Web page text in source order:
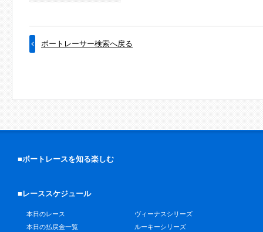
ボートレーサー検索へ戻る
■ボートレースを知る楽しむ
■レーススケジュール
本日のレース
本日の払戻金一覧
ヴィーナスシリーズ
ルーキーシリーズ